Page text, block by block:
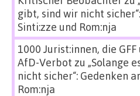
gibt, sind wir nicht
Sinti:zze und Rom:nja
1000 Jurist:innen, die
AfD-Verbot zu „Solange
nicht sicher“: Gedenken
Rom:nja